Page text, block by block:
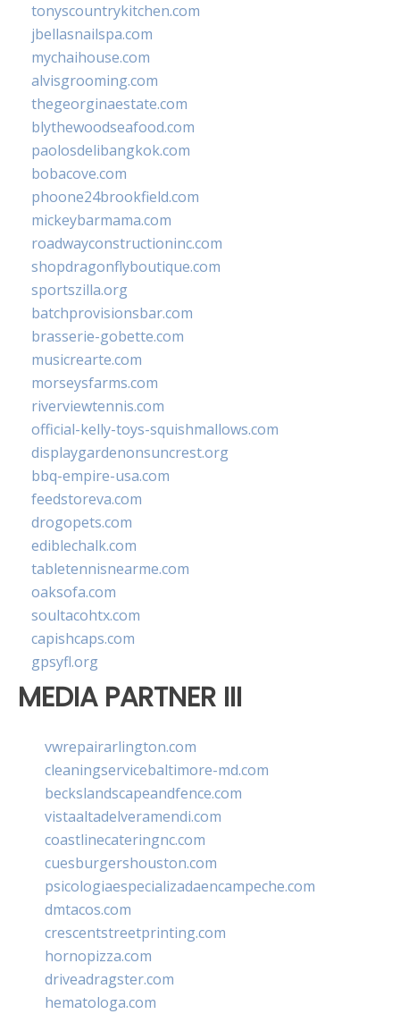
tonyscountrykitchen.com
jbellasnailspa.com
mychaihouse.com
alvisgrooming.com
thegeorginaestate.com
blythewoodseafood.com
paolosdelibangkok.com
bobacove.com
phoone24brookfield.com
mickeybarmama.com
roadwayconstructioninc.com
shopdragonflyboutique.com
sportszilla.org
batchprovisionsbar.com
brasserie-gobette.com
musicrearte.com
morseysfarms.com
riverviewtennis.com
official-kelly-toys-squishmallows.com
displaygardenonsuncrest.org
bbq-empire-usa.com
feedstoreva.com
drogopets.com
ediblechalk.com
tabletennisnearme.com
oaksofa.com
soultacohtx.com
capishcaps.com
gpsyfl.org
MEDIA PARTNER III
vwrepairarlington.com
cleaningservicebaltimore-md.com
beckslandscapeandfence.com
vistaaltadelveramendi.com
coastlinecateringnc.com
cuesburgershouston.com
psicologiaespecializadaencampeche.com
dmtacos.com
crescentstreetprinting.com
hornopizza.com
driveadragster.com
hematologa.com